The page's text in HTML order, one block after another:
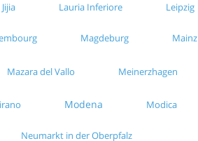
Lauria Inferiore Leipzig
Magdeburg Mainz
Mazara del Vallo Meinerzhagen
Modena Modica
Neumarkt in der Oberpfalz